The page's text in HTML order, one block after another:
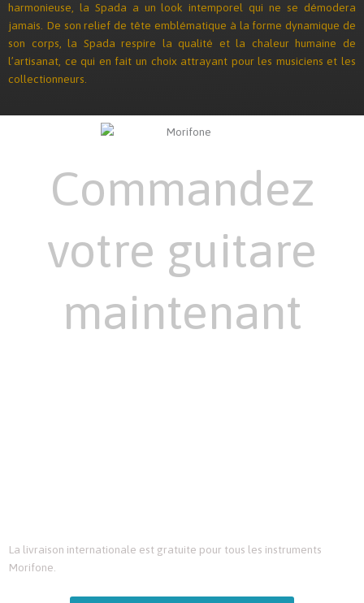
harmonieuse, la Spada a un look intemporel qui ne se démodera
jamais. De son relief de tête emblématique à la forme dynamique de
son corps, la Spada respire la qualité et la chaleur humaine de
l’artisanat, ce qui en fait un choix attrayant pour les musiciens et les
collectionneurs.
Commandez
votre guitare
maintenant
La livraison internationale est gratuite pour tous les instruments
Morifone.